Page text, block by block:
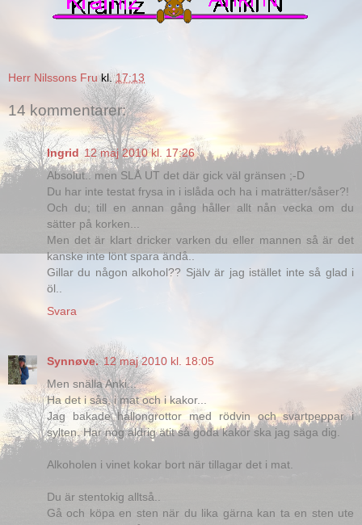
Herr Nilssons Fru kl.17:13
14 kommentarer:
Ingrid 12 maj 2010 kl. 17:26
Absolut.. men SLÅ UT det där gick väl gränsen ;-D
Du har inte testat frysa in i islåda och ha i maträtter/såser?!
Och du; till en annan gång håller allt nån vecka om du
sätter på korken...
Men det är klart dricker varken du eller mannen så är det
kanske inte lönt spara ändå..
Gillar du någon alkohol?? Själv är jag istället inte så glad i
öl..
Svara
Synnøve. 12 maj 2010 kl. 18:05
Men snälla Anki...
Ha det i sås, i mat och i kakor...
Jag bakade hallongrottor med rödvin och svartpeppar i
sylten. Har nog aldrig ätit så goda kakor ska jag säga dig.
Alkoholen i vinet kokar bort när tillagar det i mat.
Du är stentokig alltså..
Gå och köpa en sten när du lika gärna kan ta en sten ute